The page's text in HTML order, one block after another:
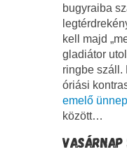
bugyraiba
kell majd
gladiátor
ringbe száll.
óriási
emelő ünnep
között…